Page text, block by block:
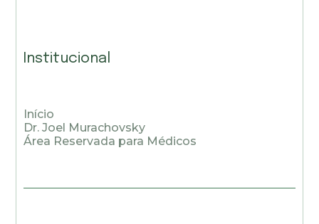
Institucional
Início
Dr. Joel Murachovsky
Área Reservada para Médicos